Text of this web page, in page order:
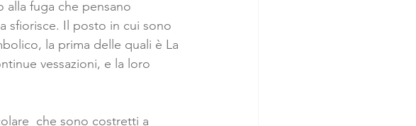
fuga che pensano
sfiorisce. Il posto in cui sono
la prima delle quali è La
vessazioni, e la loro
che sono costretti a